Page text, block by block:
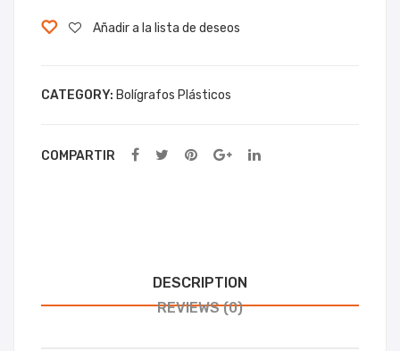
Añadir a la lista de deseos
CATEGORY: Bolígrafos Plásticos
COMPARTIR
DESCRIPTION
REVIEWS (0)